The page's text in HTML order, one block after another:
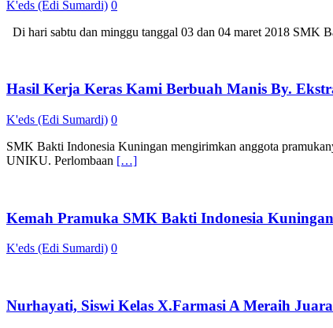
K'eds (Edi Sumardi) 0
Di hari sabtu dan minggu tanggal 03 dan 04 maret 2018 SMK
Hasil Kerja Keras Kami Berbuah Manis By.
K'eds (Edi Sumardi) 0
SMK Bakti Indonesia Kuningan mengirimkan anggota
UNIKU. Perlombaan […]
Kemah Pramuka SMK Bakti Indonesia
K'eds (Edi Sumardi) 0
Nurhayati, Siswi Kelas X.Farmasi A Meraih